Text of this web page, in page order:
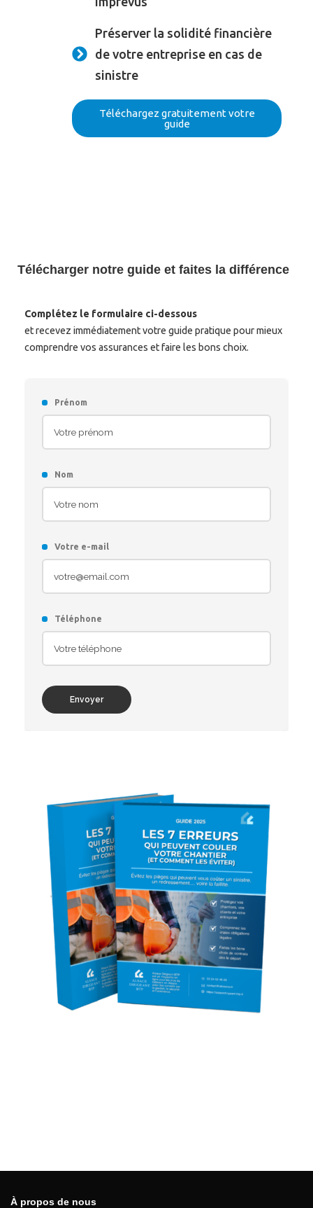
Préserver la solidité financière
de votre entreprise en cas de
sinistre
Téléchargez gratuitement votre
guide
Télécharger notre guide et faites la différence
Complétez le formulaire ci-dessous
et recevez immédiatement votre guide pratique pour mieux
comprendre vos assurances et faire les bons choix.
Prénom
Nom
Votre e-mail
Téléphone
À propos de nous